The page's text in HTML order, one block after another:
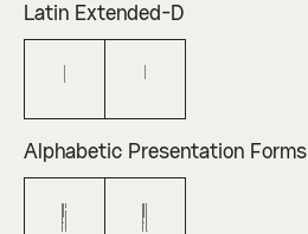
Latin Extended-D
Ꞌ ꞌ
Alphabetic Presentation Forms
ﬁ ﬂ